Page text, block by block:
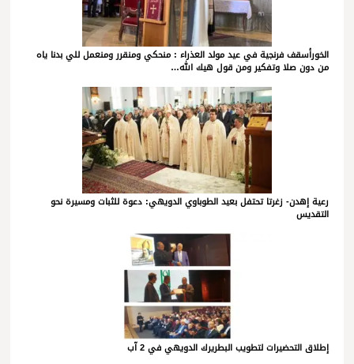
الخورأسقف فرنجية في عيد مولد العذراء : منحكي ومنقرر ومنعمل للي بدنا ياه
من دون صلا وتفكير ومن قول هيك الله…
رعية إهدن- زغرتا تحتفل بعيد الطوباوي الدويهي: دعوة للثبات ومسيرة نحو
التقديس
إطلاق التحضيرات لتطويب البطريرك الدويهي في 2 آب